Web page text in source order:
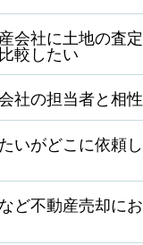
会社に土地の査
較したい
社の担当者と相
いがどこに依頼
ど不動産売却に